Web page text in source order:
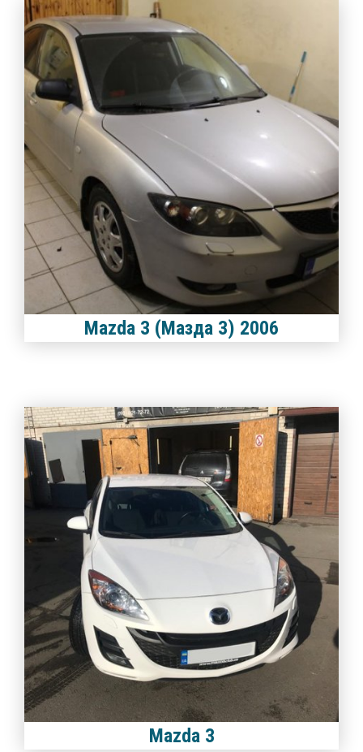
Mazda 3 (Мазда 3) 2006
Mazda 3